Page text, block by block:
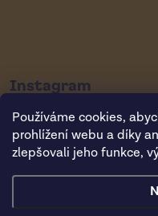
Používáme cookies,
prohlížení webu a díky
zlepšovali jeho funkce,
Instagram